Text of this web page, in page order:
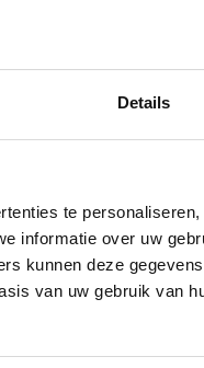
Details
te
informatie over uw
kunnen deze
van uw gebruik van